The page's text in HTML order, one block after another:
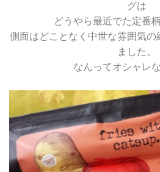
グは
どうやら最近でた定番
側面はどことなく中世な雰囲気
ました。
なんってオシャレ